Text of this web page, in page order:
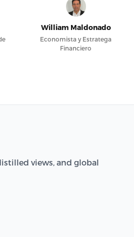
William Maldonado
Economista y Estratega
Financiero
views, and global